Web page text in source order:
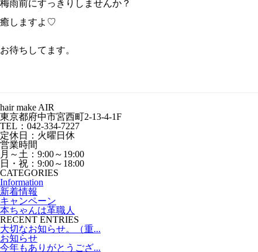
梅雨前にすっきりしませんか？
癒しますよ♡
お待ちしてます。
hair make AIR
東京都府中市宮西町2-13-4-1F
TEL：042-334-7227
定休日：火曜日休
営業時間
月～土：9:00～19:00
日・祝：9:00～18:00
CATEGORIES
Information
新着情報
キャンペーン
本ちゃんは革職人
RECENT ENTRIES
大切なお知らせ。（重...
お知らせ
今年もありがとうござ...